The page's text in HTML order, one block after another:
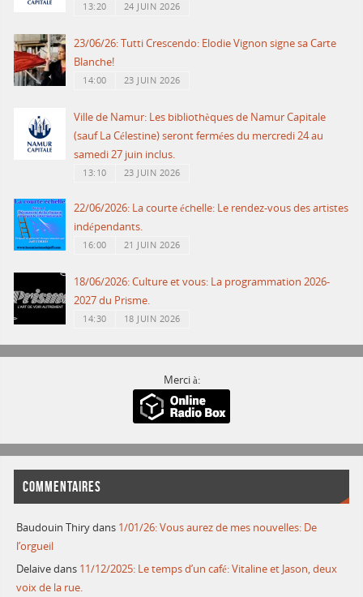
13:20 24 JUIN 2026
23/06/26: Tutti Crescendo: Elodie Vignon signe sa Carte
Blanche!
14:00 23 JUIN 2026
Ville de Namur: Les bibliothèques de Namur Capitale
(sauf La Célestine) seront fermées du mercredi 24 au
samedi 27 juin inclus.
13:10 23 JUIN 2026
22/06/2026: La courte échelle: Le rendez-vous des artistes
indépendants.
16:00 21 JUIN 2026
18/06/2026: Culture et vous: La programmation 2026-
2027 du Prisme.
14:30 18 JUIN 2026
Merci à:
COMMENTAIRES
Baudouin Thirydans 1/01/26: Vous aurez de mes nouvelles: De
l’orgueil
Delaivedans 11/12/2025: Le temps d’un café: Vitaline et Jason, deux
voix de la rue.